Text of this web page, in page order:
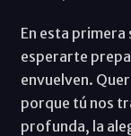
En esta
esperarte
envuelven.
porque tú nos
profunda, la